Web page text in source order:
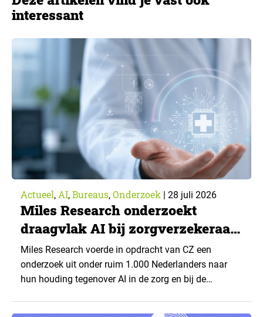
interessant
Actueel, AI, Bureaus, Onderzoek | 28 juli 2026
Miles Research onderzoekt
draagvlak AI bij zorgverzekeraar
CZ
Miles Research voerde in opdracht van CZ een
onderzoek uit onder ruim 1.000 Nederlanders naar
hun houding tegenover AI in de zorg en bij de